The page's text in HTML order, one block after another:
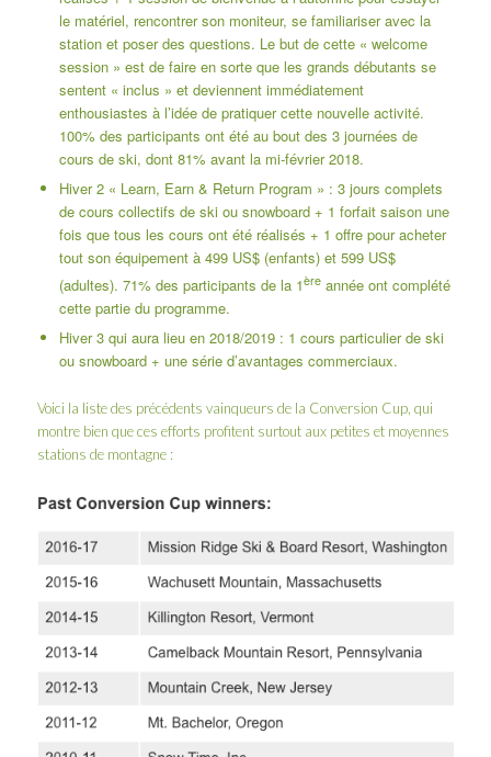
le matériel, rencontrer son moniteur, se familiariser avec la
station et poser des questions. Le but de cette « welcome
session » est de faire en sorte que les grands débutants se
sentent « inclus » et deviennent immédiatement
enthousiastes à l’idée de pratiquer cette nouvelle activité.
100% des participants ont été au bout des 3 journées de
cours de ski, dont 81% avant la mi-février 2018.
Hiver 2 « Learn, Earn & Return Program » : 3 jours complets
de cours collectifs de ski ou snowboard + 1 forfait saison une
fois que tous les cours ont été réalisés + 1 offre pour acheter
tout son équipement à 499 US$ (enfants) et 599 US$
(adultes). 71% des participants de la 1èreannée ont complété
cette partie du programme.
Hiver 3 qui aura lieu en 2018/2019 : 1 cours particulier de ski
ou snowboard + une série d’avantages commerciaux.
Voici la liste des précédents vainqueurs de la Conversion Cup, qui
montre bien que ces efforts profitent surtout aux petites et moyennes
stations de montagne :